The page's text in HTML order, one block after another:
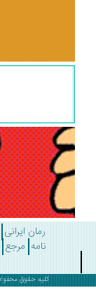
رمان ایرانی
مرجع
کلیه حقوق محفوظ است و